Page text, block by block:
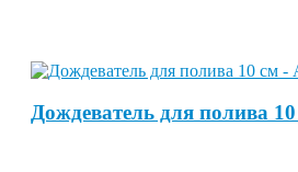
Дождеватель для полива